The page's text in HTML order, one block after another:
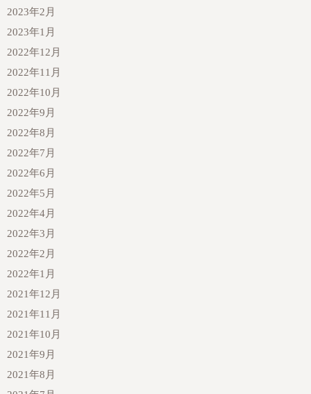
2023年2月
2023年1月
2022年12月
2022年11月
2022年10月
2022年9月
2022年8月
2022年7月
2022年6月
2022年5月
2022年4月
2022年3月
2022年2月
2022年1月
2021年12月
2021年11月
2021年10月
2021年9月
2021年8月